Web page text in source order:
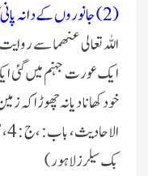
(2) جانوروں کے دانہ پانی کا خیال رکھو :
اللہ تعالی عنهما سے
ایک عورت جہنم میں گئی
خود کھانا دیا نہ چھوڑا کہ
بک سیلرز لاہور)